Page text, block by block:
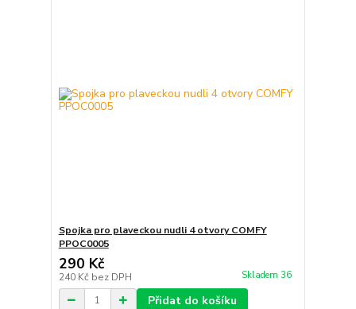
Spojka pro plaveckou nudli 4 otvory COMFY
PPOC0005
290 Kč
240 Kč bez DPH Skladem 36
Přidat do košíku